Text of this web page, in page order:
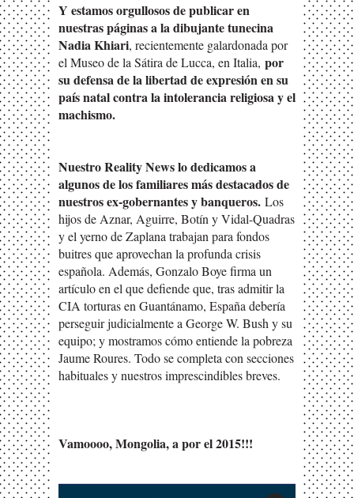
Y estamos orgullosos de publicar en
nuestras páginas a la dibujante tunecina
Nadia Khiari, recientemente galardonada por
el Museo de la Sátira de Lucca, en Italia, por
su defensa de la libertad de expresión en su
país natal contra la intolerancia religiosa y el
machismo.
Nuestro Reality News lo dedicamos a
algunos de los familiares más destacados de
nuestros ex-gobernantes y banqueros. Los
hijos de Aznar, Aguirre, Botín y Vidal-Quadras
y el yerno de Zaplana trabajan para fondos
buitres que aprovechan la profunda crisis
española. Además, Gonzalo Boye firma un
artículo en el que defiende que, tras admitir la
CIA torturas en Guantánamo, España debería
perseguir judicialmente a George W. Bush y su
equipo; y mostramos cómo entiende la pobreza
Jaume Roures. Todo se completa con secciones
habituales y nuestros imprescindibles breves.
Vamoooo, Mongolia, a por el 2015!!!